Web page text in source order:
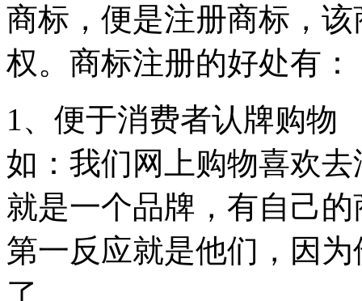
商标，便是注册商标，
权。商标注册的好处有：
1、便于消费者认牌购
如：我们网上购物喜欢
就是一个品牌，有自己
第一反应就是他们，因
了。